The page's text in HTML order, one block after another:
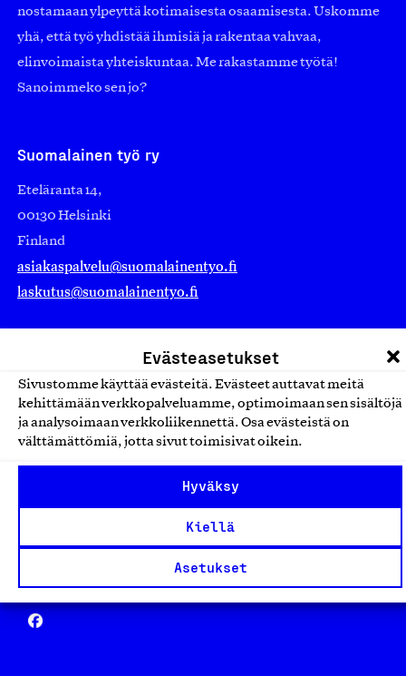
Evästeasetukset
Sivustomme käyttää evästeitä. Evästeet auttavat meitä
kehittämään verkkopalveluamme, optimoimaan sen sisältöjä
ja analysoimaan verkkoliikennettä. Osa evästeistä on
välttämättömiä, jotta sivut toimisivat oikein.
Hyväksy
Kiellä
Asetukset
nostamaan ylpeyttä kotimaisesta osaamisesta. Uskomme
yhä, että työ yhdistää ihmisiä ja rakentaa vahvaa,
elinvoimaista yhteiskuntaa. Me rakastamme työtä!
Sanoimmeko sen jo?
Suomalainen työ ry
Eteläranta 14,
00130 Helsinki
Finland
asiakaspalvelu@suomalainentyo.fi
laskutus@suomalainentyo.fi
Avainlippu
Yhteiskunnallinen Yritys -merkki